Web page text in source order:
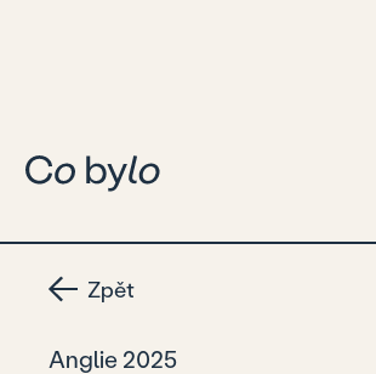
Zpět
Anglie 2025